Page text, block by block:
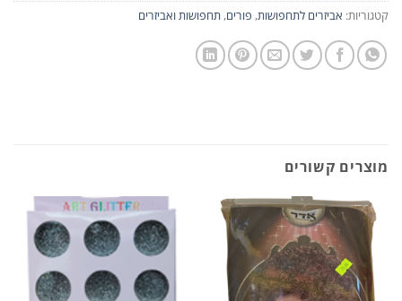
קטגוריות: אביזרים לתחפושות, פורים, תחפושות ואביזרים
מוצרים קשורים